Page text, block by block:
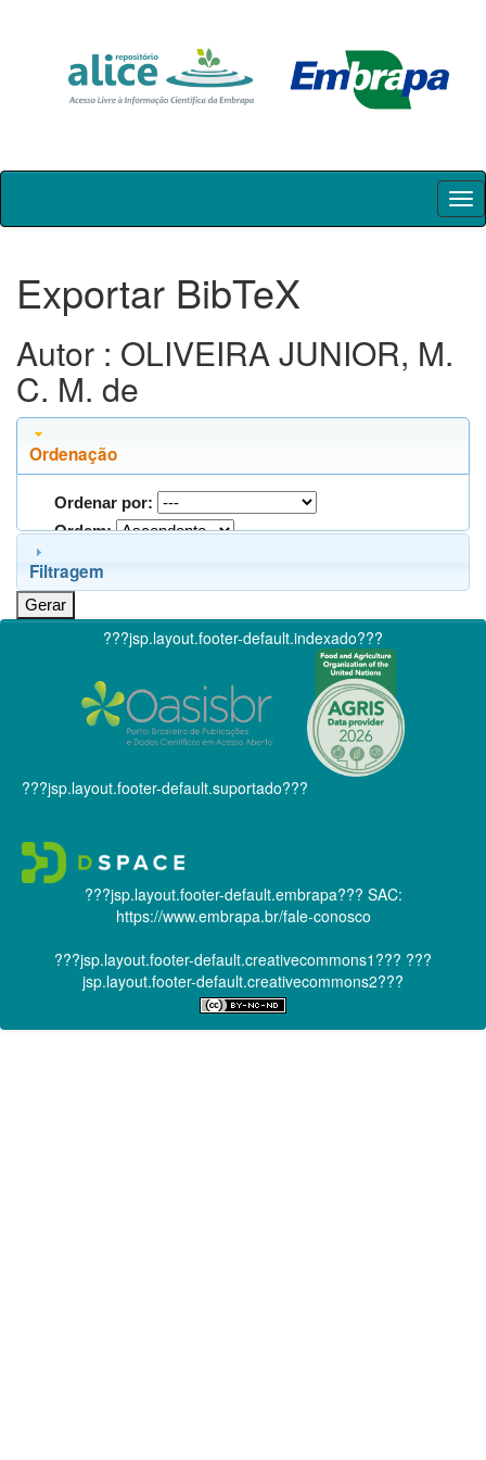
Skip
Exportar BibTeX
Autor : OLIVEIRA JUNIOR, M.
C. M. de
Ordenação
Ordenar por:
Ordem:
Filtragem
???jsp.layout.footer-default.indexado???
???jsp.layout.footer-default.suportado???
???jsp.layout.footer-default.embrapa??? SAC:
https://www.embrapa.br/fale-conosco
???jsp.layout.footer-default.creativecommons1??? ???
jsp.layout.footer-default.creativecommons2???